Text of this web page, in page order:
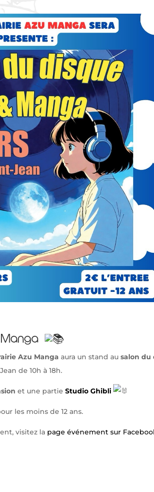
Azu Manga aura un stand au salon du
de 10h à 18h.
et une partie Studio Ghibli
les moins de 12 ans.
visitez la page événement sur